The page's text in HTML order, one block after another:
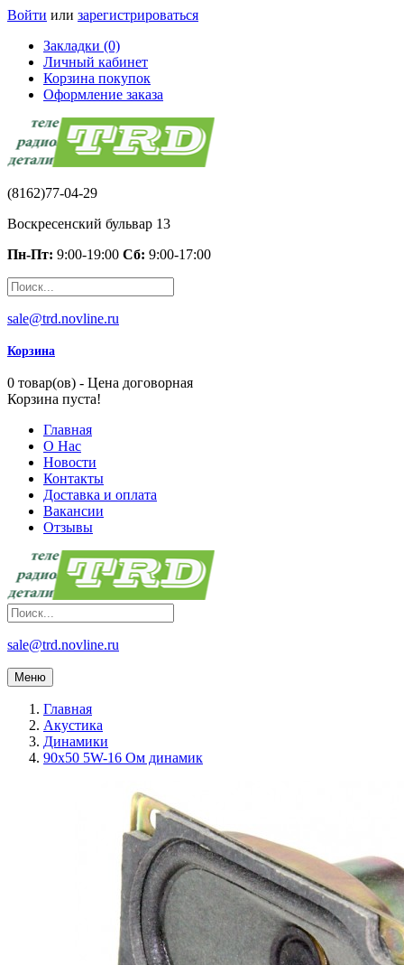
Войти или зарегистрироваться
Закладки (0)
Личный кабинет
Корзина покупок
Оформление заказа
(8162)77-04-29
Воскресенский бульвар 13
Пн-Пт: 9:00-19:00 Сб: 9:00-17:00
sale@trd.novline.ru
Корзина
0 товар(ов) - Цена договорная
Корзина пуста!
Главная
О Нас
Новости
Контакты
Доставка и оплата
Вакансии
Отзывы
sale@trd.novline.ru
Меню
Главная
Акустика
Динамики
90х50 5W-16 Ом динамик